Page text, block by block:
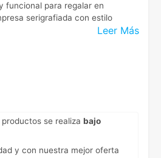
Leer Más
funcional para regalar en
serigrafiada con estilo
se realiza bajo
y con nuestra mejor oferta